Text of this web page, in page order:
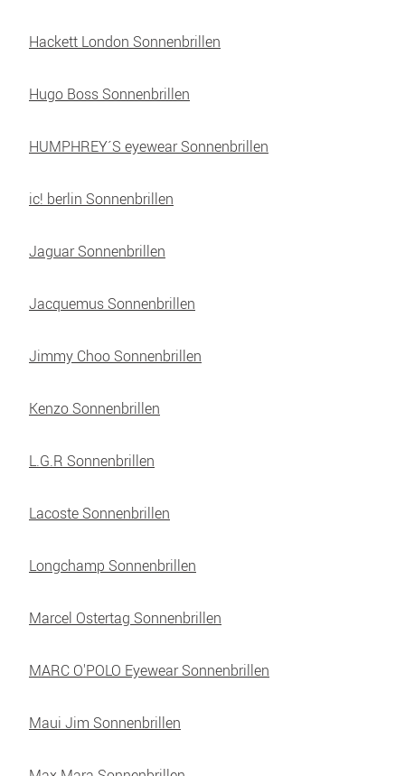
Hackett London Sonnenbrillen
Hugo Boss Sonnenbrillen
HUMPHREY´S eyewear Sonnenbrillen
ic! berlin Sonnenbrillen
Jaguar Sonnenbrillen
Jacquemus Sonnenbrillen
Jimmy Choo Sonnenbrillen
Kenzo Sonnenbrillen
L.G.R Sonnenbrillen
Lacoste Sonnenbrillen
Longchamp Sonnenbrillen
Marcel Ostertag Sonnenbrillen
MARC O'POLO Eyewear Sonnenbrillen
Maui Jim Sonnenbrillen